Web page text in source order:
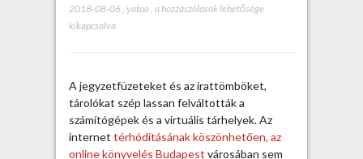
2018-08-06 yatoo, A
i
n
e
k
a hozzászólások lehetősége
kikapcsolva
A jegyzetfüzeteket és az irattömböket,
tárolókat szép lassan felváltották a
számítógépek és a virtuális tárhelyek. Az
internet térhódításának köszönhetően, az
online könyvelés Budapest városában sem